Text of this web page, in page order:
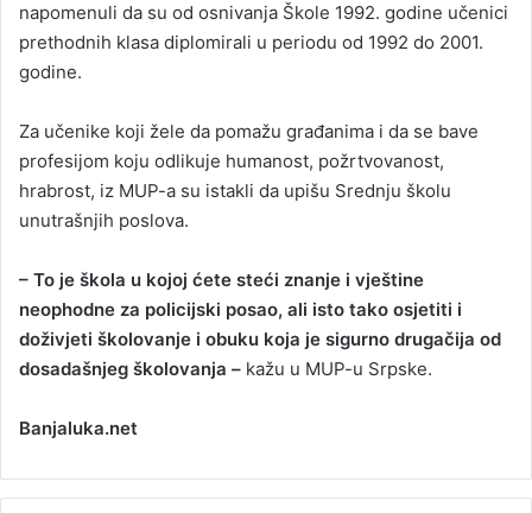
napomenuli da su od osnivanja Škole 1992. godine učenici
prethodnih klasa diplomirali u periodu od 1992 do 2001.
godine.
Za učenike koji žele da pomažu građanima i da se bave
profesijom koju odlikuje humanost, požrtvovanost,
hrabrost, iz MUP-a su istakli da upišu Srednju školu
unutrašnjih poslova.
– To je škola u kojoj ćete steći znanje i vještine
neophodne za policijski posao, ali isto tako osjetiti i
doživjeti školovanje i obuku koja je sigurno drugačija od
dosadašnjeg školovanja – kažu u MUP-u Srpske.
Banjaluka.net